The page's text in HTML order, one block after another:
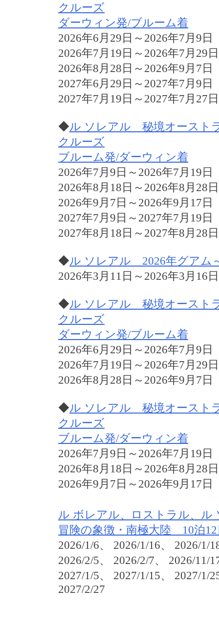
クルーズ
ダーウィン発/ブルーム着
2026年6月29日～2026年7月9日
2026年7月19日～2026年7月29日
2026年8月28日～2026年9月7日
2027年6月29日～2027年7月9日
2027年7月19日～2027年7月27日
◆ル ソレアル 秘境オースト
クルーズ
ブルーム発/ダーウィン着
2026年7月9日～2026年7月19日
2026年8月18日～2026年8月28日
2026年9月7日～2026年9月17日
2027年7月9日～2027年7月19日
2027年8月18日～2027年8月28日
◆ル ソレアル 2026年グアム
2026年3月11日～2026年3月16
◆ル ソレアル 秘境オースト
クルーズ
ダーウィン発/ブルーム着
2026年6月29日～2026年7月9日
2026年7月19日～2026年7月29日
2026年8月28日～2026年9月7日
◆ル ソレアル 秘境オースト
クルーズ
ブルーム発/ダーウィン着
2026年7月9日～2026年7月19日
2026年8月18日～2026年8月28日
2026年9月7日～2026年9月17日
ル ボレアル、ロストラル、ル
冒険の象徴・南極大陸 10泊12
2026/1/6、 2026/1/16、 2026/1/
2026/2/5、 2026/2/7、 2026/11/
2027/1/5、 2027/1/15、 2027/1/
2027/2/27